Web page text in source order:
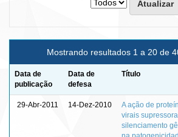
Mostrando resultados 1 a 20 de
Data de
publicação
Data de
defesa
Título
29-Abr-2011 14-Dez-2010
A ação de
virais
silenciamento